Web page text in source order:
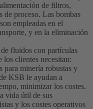
de filtros,
de proceso. Las bombas
empleadas en el
y en la eliminación
fluidos con partículas
los clientes necesitan:
para minería robustas y
KSB le ayudan a
minimizar los costes.
vida útil de sus
y los costes operativos